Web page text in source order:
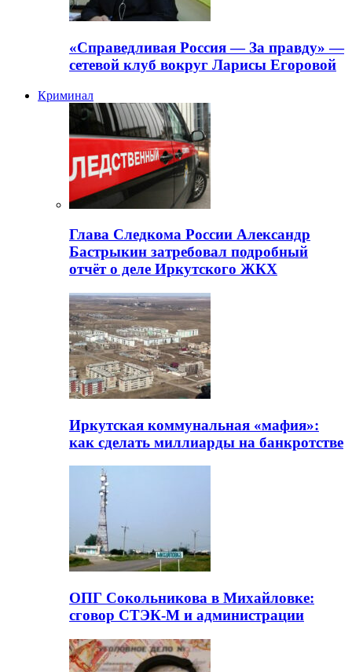
«Справедливая Россия — За правду» —
сетевой клуб вокруг Ларисы Егоровой
Криминал
Глава Следкома России Александр
Бастрыкин затребовал подробный
отчёт о деле Иркутского ЖКХ
Иркутская коммунальная «мафия»:
как сделать миллиарды на банкротстве
ОПГ Сокольникова в Михайловке:
сговор СТЭК-М и администрации